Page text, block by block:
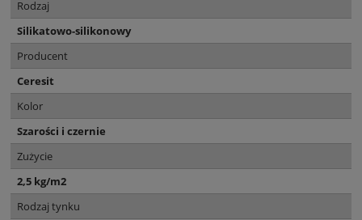
Rodzaj
Silikatowo-silikonowy
Producent
Ceresit
Kolor
Szarości i czernie
Zużycie
2,5 kg/m2
Rodzaj tynku